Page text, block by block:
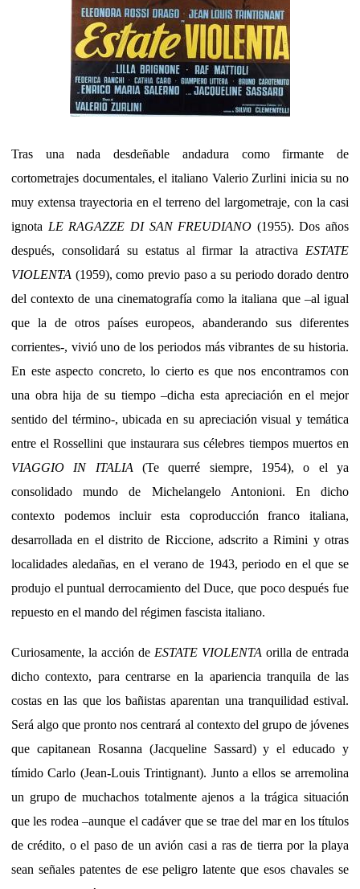
Tras una nada desdeñable andadura como firmante de
cortometrajes documentales, el italiano Valerio Zurlini inicia su no
muy extensa trayectoria en el terreno del largometraje, con la casi
ignota LE RAGAZZE DI SAN FREUDIANO (1955). Dos años
después, consolidará su estatus al firmar la atractiva ESTATE
VIOLENTA (1959), como previo paso a su periodo dorado dentro
del contexto de una cinematografía como la italiana que –al igual
que la de otros países europeos, abanderando sus diferentes
corrientes-, vivió uno de los periodos más vibrantes de su historia.
En este aspecto concreto, lo cierto es que nos encontramos con
una obra hija de su tiempo –dicha esta apreciación en el mejor
sentido del término-, ubicada en su apreciación visual y temática
entre el Rossellini que instaurara sus célebres tiempos muertos en
VIAGGIO IN ITALIA (Te querré siempre, 1954), o el ya
consolidado mundo de Michelangelo Antonioni. En dicho
contexto podemos incluir esta coproducción franco italiana,
desarrollada en el distrito de Riccione, adscrito a Rimini y otras
localidades aledañas, en el verano de 1943, periodo en el que se
produjo el puntual derrocamiento del Duce, que poco después fue
repuesto en el mando del régimen fascista italiano.
Curiosamente, la acción de ESTATE VIOLENTA orilla de entrada
dicho contexto, para centrarse en la apariencia tranquila de las
costas en las que los bañistas aparentan una tranquilidad estival.
Será algo que pronto nos centrará al contexto del grupo de jóvenes
que capitanean Rosanna (Jacqueline Sassard) y el educado y
tímido Carlo (Jean-Louis Trintignant). Junto a ellos se arremolina
un grupo de muchachos totalmente ajenos a la trágica situación
que les rodea –aunque el cadáver que se trae del mar en los títulos
de crédito, o el paso de un avión casi a ras de tierra por la playa
sean señales patentes de ese peligro latente que esos chavales se